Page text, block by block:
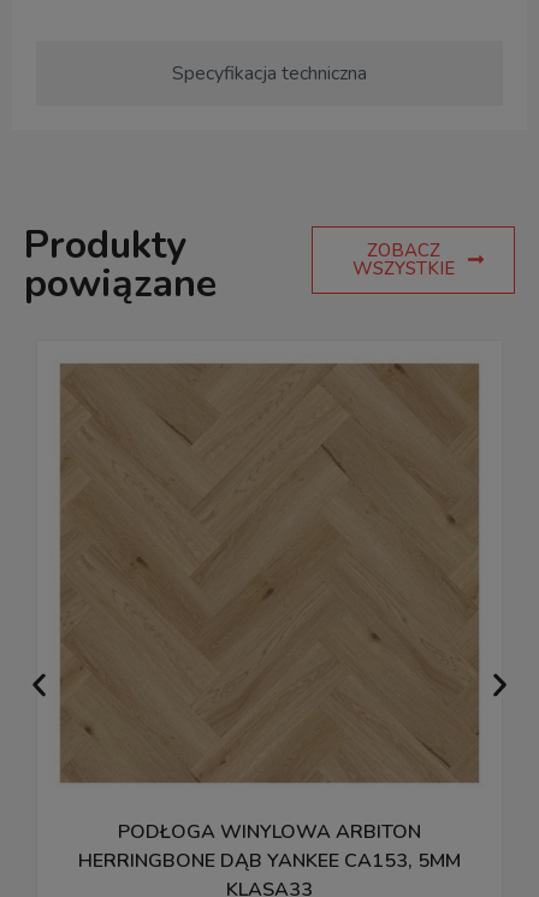
Specyfikacja techniczna
Produkty
powiązane
ZOBACZ
WSZYSTKIE
PODŁOGA WINYLOWA ARBITON
HERRINGBONE DĄB YANKEE CA153, 5MM
KLASA33